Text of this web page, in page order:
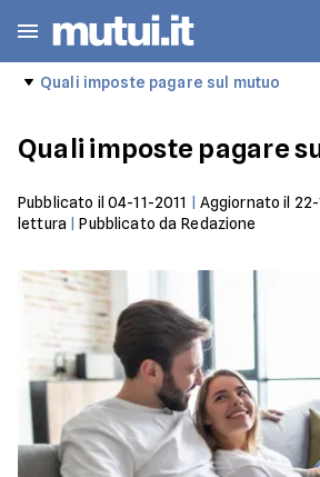
Quali imposte pagare sul mutuo
Quali imposte pagare
Pubblicato il 04-11-2011 Aggiornato il
lettura |Pubblicato da Redazione